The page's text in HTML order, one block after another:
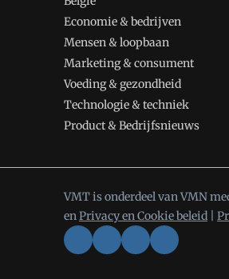
Economie & bedrijven
Mensen & loopbaan
Marketing & consument
Voeding & gezondheid
Technologie & techniek
Product & Bedrijfsnieuws
VMT is onderdeel van VMN
enPrivacy en Cookie beleid